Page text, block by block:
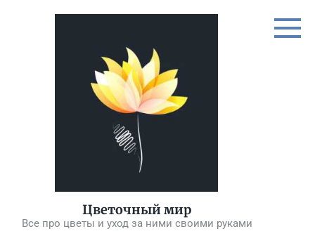
Цветочный мир
Все про цветы и уход за ними своими руками